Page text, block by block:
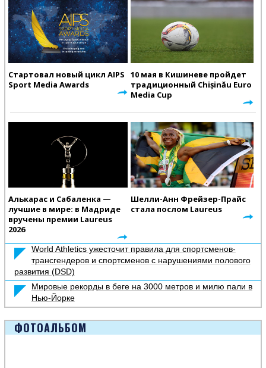
Стартовал новый цикл AIPS
Sport Media Awards
10 мая в Кишиневе пройдет
традиционный Chișinău Euro
Media Cup
Алькарас и Сабаленка —
лучшие в мире: в Мадриде
вручены премии Laureus
2026
Шелли-Анн Фрейзер-Прайс
стала послом Laureus
World Athletics ужесточит правила для спортсменов-
трансгендеров и спортсменов с нарушениями полового
развития (DSD)
Мировые рекорды в беге на 3000 метров и милю пали в
Нью-Йорке
ФОТОАЛЬБОМ